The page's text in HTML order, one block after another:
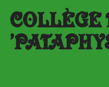
COLLÈGE